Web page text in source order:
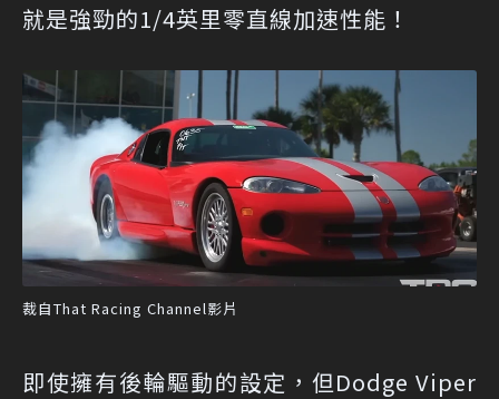
就是強勁的1/4英里零直線加速性能！
裁自That Racing Channel影片
即使擁有後輪驅動的設定，但Dodge Viper